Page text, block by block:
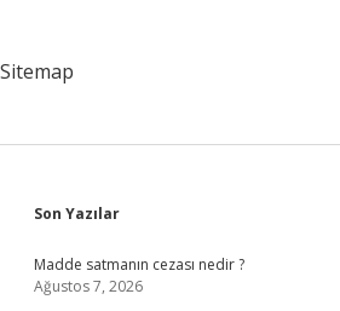
Sitemap
Sidebar
Son Yazılar
Madde satmanın cezası nedir ?
Ağustos 7, 2026